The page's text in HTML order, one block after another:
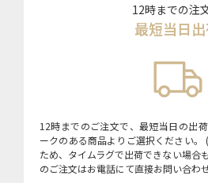
12時までの注
最短当日
12時までのご注文で、最短当日の出
ークのある商品よりご選択ください。
ため、タイムラグで出荷できない場合
のご注文はお電話にて直接お問い合わ